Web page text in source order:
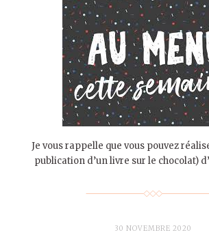
Je vous rappelle que vous pouvez
publication d’un livre sur le chocolat)
30 NOVEMBRE 2020